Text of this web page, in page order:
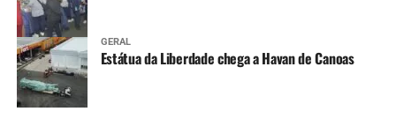
GERAL
Estátua da Liberdade chega a Havan de Canoas